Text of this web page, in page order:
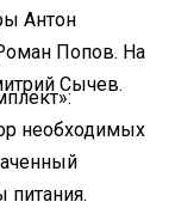
Антон
Попов. На
Сычев.
необходимых
питания.